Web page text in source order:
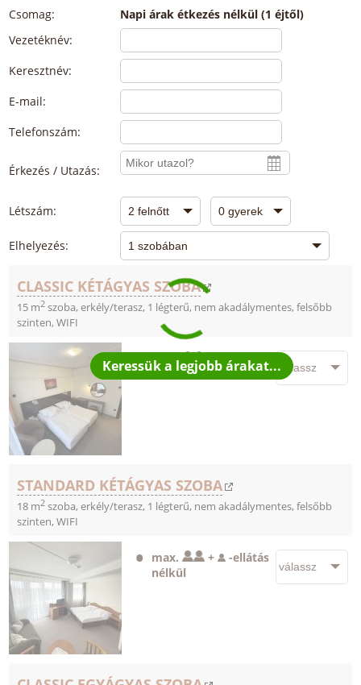
Csomag:
Napi árak étkezés nélkül (1 éjtől)
Vezetéknév:
Keresztnév:
E-mail:
Telefonszám:
Érkezés / Utazás:
Létszám:
Elhelyezés:
CLASSIC KÉTÁGYAS SZOBA
15 m2szoba, erkély/terasz, 1 légterű, nem akadálymentes, felsőbb
szinten, WIFI
max. + - ellátás
nélkül
STANDARD KÉTÁGYAS SZOBA
18 m2szoba, erkély/terasz, 1 légterű, nem akadálymentes, felsőbb
szinten, WIFI
max. + -ellátás
nélkül